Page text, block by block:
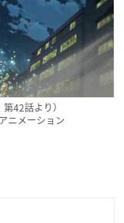
42話より）
ニメーション